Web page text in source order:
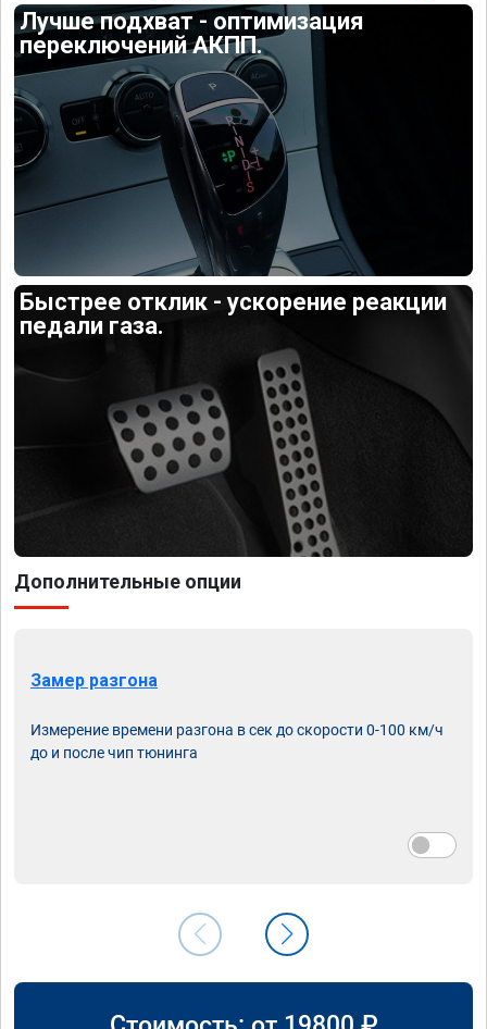
Лучше подхват - оптимизация
переключений АКПП.
Быстрее отклик - ускорение реакции
педали газа.
Дополнительные опции
Замер разгона
Измерение времени разгона в сек до скорости 0-100 км/ч
до и после чип тюнинга